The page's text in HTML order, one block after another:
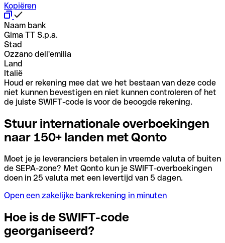
Kopiëren
Naam bank
Gima TT S.p.a.
Stad
Ozzano dell'emilia
Land
Italië
Houd er rekening mee dat we het bestaan van deze code
niet kunnen bevestigen en niet kunnen controleren of het
de juiste SWIFT-code is voor de beoogde rekening.
Stuur internationale overboekingen
naar 150+ landen met Qonto
Moet je je leveranciers betalen in vreemde valuta of buiten
de SEPA-zone? Met Qonto kun je SWIFT-overboekingen
doen in 25 valuta met een levertijd van 5 dagen.
Open een zakelijke bankrekening in minuten
Hoe is de SWIFT-code
georganiseerd?